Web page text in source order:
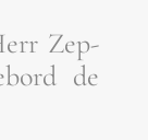
Zep­
de